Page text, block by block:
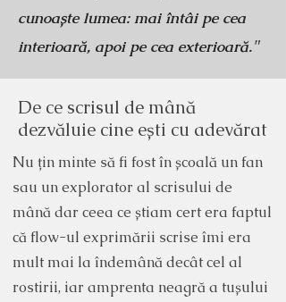
cunoaște lumea: mai întâi pe cea
interioară, apoi pe cea exterioară."
De ce scrisul de mână
dezvăluie cine ești cu adevărat
Nu țin minte să fi fost în școală un fan
sau un explorator al scrisului de
mână dar ceea ce știam cert era faptul
că flow-ul exprimării scrise îmi era
mult mai la îndemână decât cel al
rostirii, iar amprenta neagră a tușului